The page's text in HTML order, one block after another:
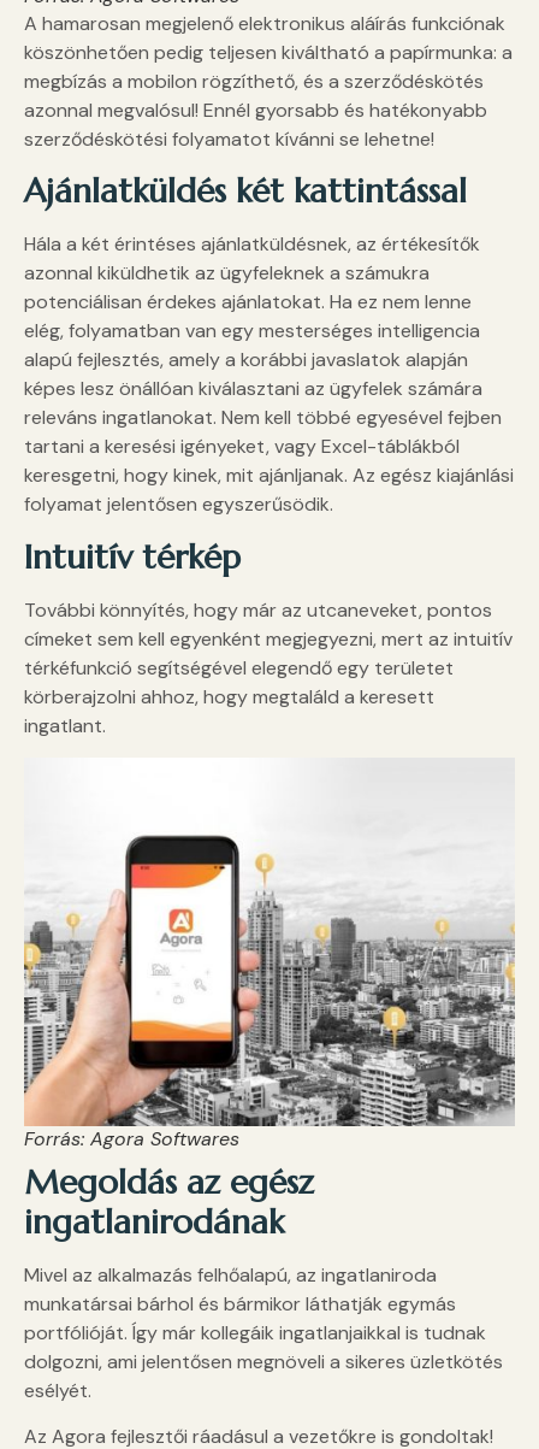
A hamarosan megjelenő elektronikus aláírás funkciónak
köszönhetően pedig teljesen kiváltható a papírmunka: a
megbízás a mobilon rögzíthető, és a szerződéskötés
azonnal megvalósul! Ennél gyorsabb és hatékonyabb
szerződéskötési folyamatot kívánni se lehetne!
Ajánlatküldés két kattintással
Hála a két érintéses ajánlatküldésnek, az értékesítők
azonnal kiküldhetik az ügyfeleknek a számukra
potenciálisan érdekes ajánlatokat. Ha ez nem lenne
elég, folyamatban van egy mesterséges intelligencia
alapú fejlesztés, amely a korábbi javaslatok alapján
képes lesz önállóan kiválasztani az ügyfelek számára
releváns ingatlanokat. Nem kell többé egyesével fejben
tartani a keresési igényeket, vagy Excel-táblákból
keresgetni, hogy kinek, mit ajánljanak. Az egész kiajánlási
folyamat jelentősen egyszerűsödik.
Intuitív térkép
További könnyítés, hogy már az utcaneveket, pontos
címeket sem kell egyenként megjegyezni, mert az intuitív
térkéfunkció segítségével elegendő egy területet
körberajzolni ahhoz, hogy megtaláld a keresett
ingatlant.
Forrás: Agora Softwares
Megoldás az egész
ingatlanirodának
Mivel az alkalmazás felhőalapú, az ingatlaniroda
munkatársai bárhol és bármikor láthatják egymás
portfólióját. Így már kollegáik ingatlanjaikkal is tudnak
dolgozni, ami jelentősen megnöveli a sikeres üzletkötés
esélyét.
Az Agora fejlesztői ráadásul a vezetőkre is gondoltak!